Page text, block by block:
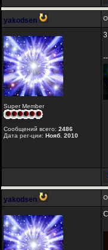
yakodsen
Super Member
Сообщений всего: 2486
Дата рег-ции: Нояб. 2010
yakodsen